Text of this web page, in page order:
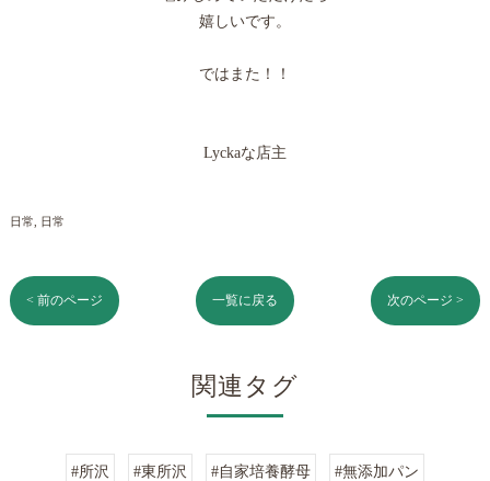
嬉しいです。
ではまた！！
Lyckaな店主
日常 日常
< 前のページ 一覧に戻る 次のページ >
関連タグ
#所沢 #東所沢 #自家培養酵母 #無添加パン